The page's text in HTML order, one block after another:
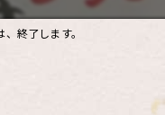
終了します。